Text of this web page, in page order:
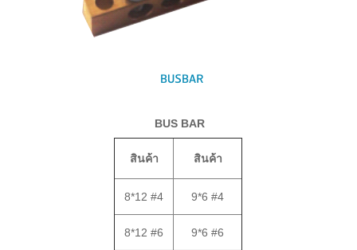
BUSBAR
BUS BAR
สินค้า สินค้า
8*12 #4 9*6 #4
8*12 #6 9*6 #6